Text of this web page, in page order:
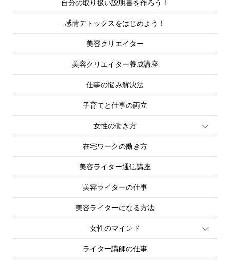
自分の取り扱い説明書を作ろう！
感情デトックスをはじめよう！
美容クリエイター
美容クリエイター養成講座
仕事の悩み解決法
子育てと仕事の両立
女性の働き方
在宅ワークの働き方
美容ライター通信講座
美容ライターの仕事
美容ライターになる方法
女性のマインド
ライター講師の仕事